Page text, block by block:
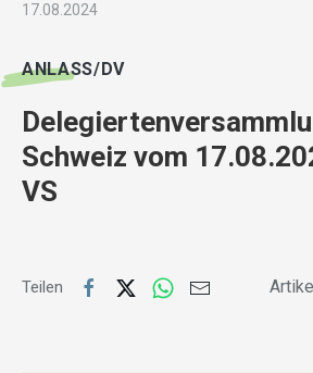
17.08.2024
ANLASS/DV
Schweiz vom
VS
Teilen